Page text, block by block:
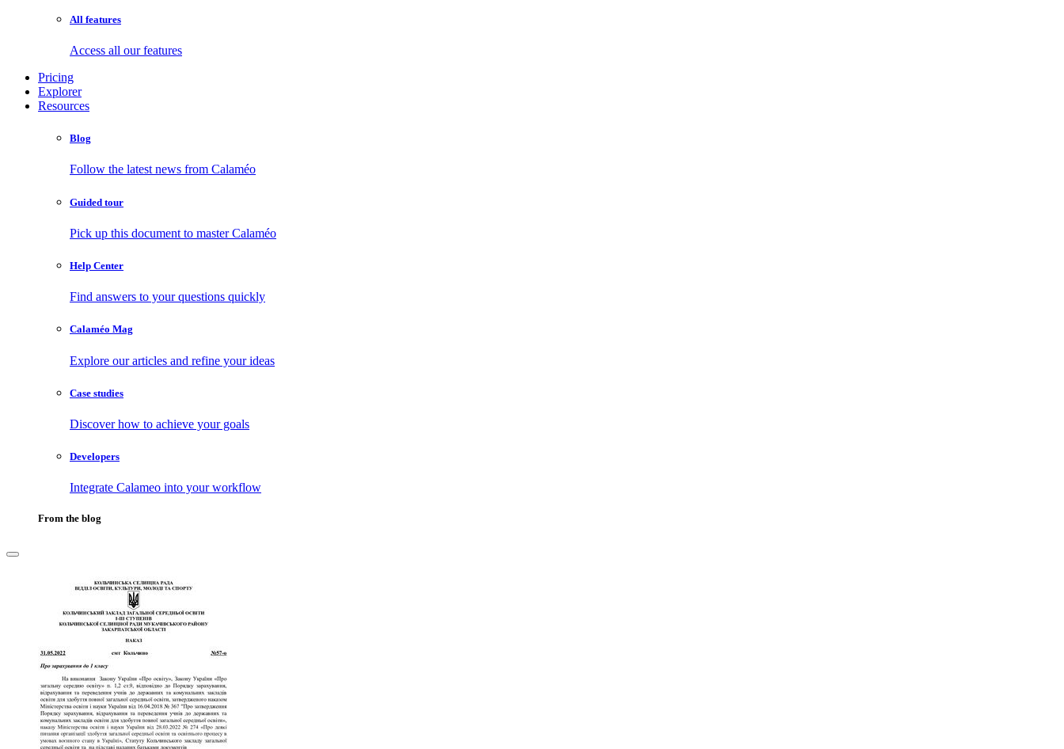
All features
Access all our features
Pricing
Explorer
Resources
Blog
Follow the latest news from Calaméo
Guided tour
Pick up this document to master Calaméo
Help Center
Find answers to your questions quickly
Calaméo Mag
Explore our articles and refine your ideas
Case studies
Discover how to achieve your goals
Developers
Integrate Calameo into your workflow
From the blog